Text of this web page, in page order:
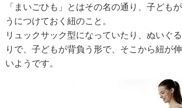
「まいごひも」とはその名の通り、子ども
うにつけておく紐のこと。
リュックサック型になっていたり、ぬいぐ
りで、子どもが背負う形で、そこから紐が
いようです。